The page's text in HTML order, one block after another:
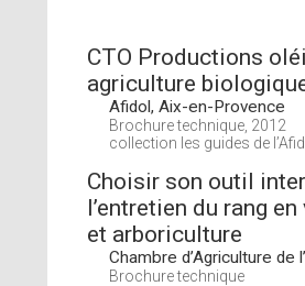
CTO Productions
agriculture
Afidol, Aix-en-Provence
Brochure technique, 2012
collection les guides de
Choisir son outil
l’entretien du rang
et arboriculture
Chambre d’Agriculture de
Brochure technique